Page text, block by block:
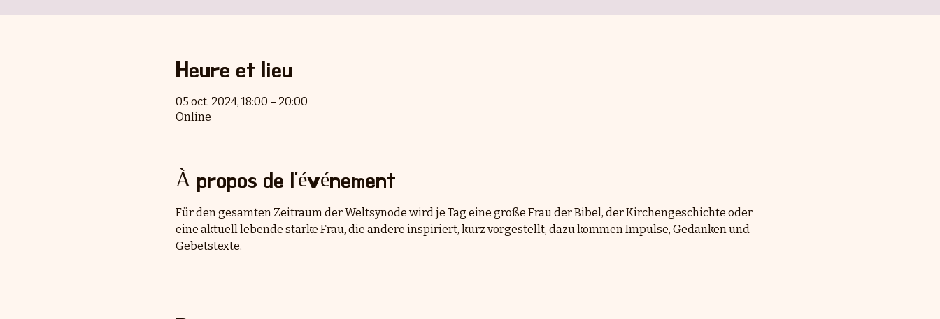
Heure et lieu
05 oct. 2024, 18:00 – 20:00
Online
À propos de l'événement
Für den gesamten Zeitraum der Weltsynode wird je Tag eine große Frau der Bibel, der Kirchengeschichte oder
eine aktuell lebende starke Frau, die andere inspiriert, kurz vorgestellt, dazu kommen Impulse, Gedanken und
Gebetstexte.